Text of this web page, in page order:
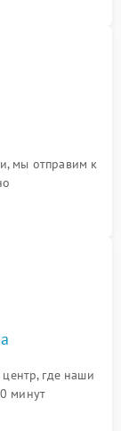
мы отправим к
где наши
минут